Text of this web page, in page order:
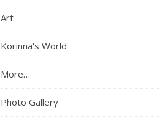
Art
Korinna's World
More…
Photo Gallery